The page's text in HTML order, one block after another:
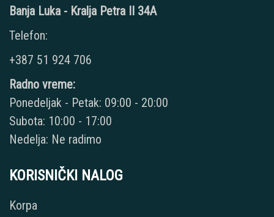
Banja Luka - Kralja Petra II 34A
Telefon:
+387 51 924 706
Radno vreme:
Ponedeljak - Petak: 09:00 - 20:00
Subota: 10:00 - 17:00
Nedelja: Ne radimo
KORISNIČKI NALOG
Korpa